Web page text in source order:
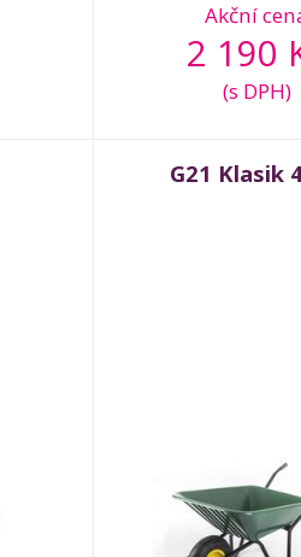
Akční
2 190
(s DPH)
G21 Klasik